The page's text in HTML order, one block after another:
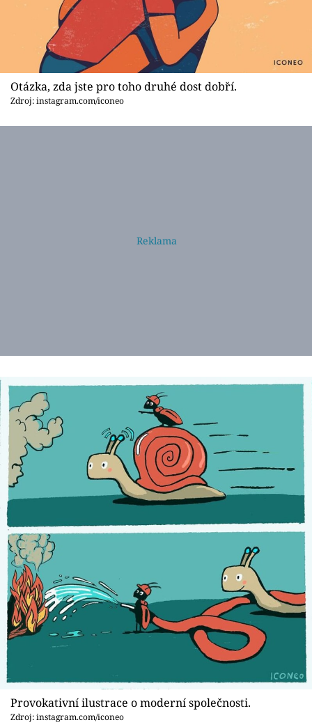
Otázka, zda jste pro toho druhé dost dobří.
Zdroj: instagram.com/iconeo
Provokativní ilustrace o moderní společnosti.
Zdroj: instagram.com/iconeo